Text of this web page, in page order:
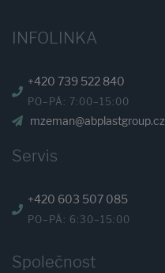
INFOLINKA
+420 739 522 840
PO–PÁ: 7:00–15:00
mzeman@abplastgroup.cz
Servis
+420 603 507 085
PO–PÁ: 6:30–15:00
Společnost